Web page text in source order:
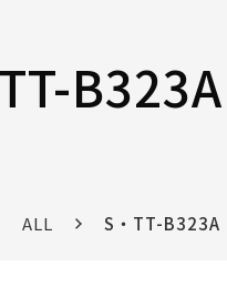
B323A
ALL S・TT-B323A